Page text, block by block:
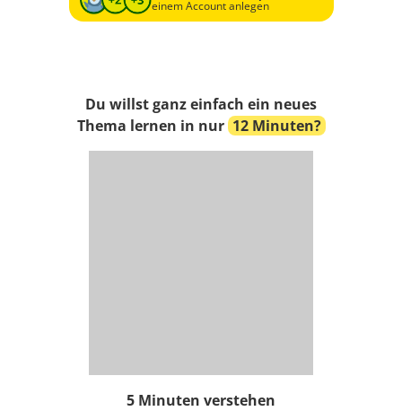
einem Account anlegen
Du willst ganz einfach ein neues
Thema lernen in nur 12 Minuten?
5 Minuten verstehen